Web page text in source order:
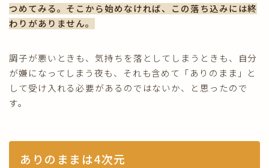
つめてみる。そこから始めなければ、この落ち込みには終
わりがありません。
調子が悪いときも、気持ちを落としてしまうときも、自分
が嫌になってしまう夜も、それも含めて「ありのまま」と
して受け入れる必要があるのではないか、と思ったので
す。
ありのままは4次元